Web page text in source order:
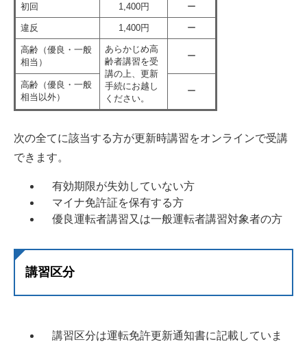
初回 1,400円 ー
違反 1,400円 ー
高齢（優良・一般
相当）
あらかじめ高
齢者講習を受
講の上、更新
手続にお越し
ください。
ー
高齢（優良・一般
相当以外）
ー
次の全てに該当する方が更新時講習をオンラインで受講
できます。
有効期限が失効していない方
マイナ免許証を保有する方
優良運転者講習又は一般運転者講習対象者の方
講習区分
講習区分は運転免許更新通知書に記載していま